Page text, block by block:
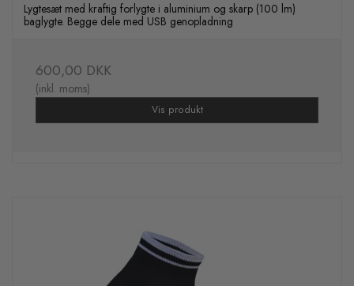
Lygtesæt med kraftig forlygte i aluminium og skarp (100 lm)
baglygte. Begge dele med USB genopladning
600,00 DKK
(inkl. moms)
Vis produkt